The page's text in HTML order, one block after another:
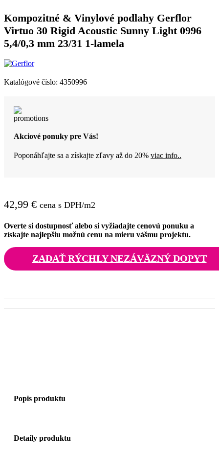
Kompozitné & Vinylové podlahy Gerflor
Virtuo 30 Rigid Acoustic Sunny Light 0996
5,4/0,3 mm 23/31 1-lamela
Katalógové číslo: 4350996
Akciové ponuky pre Vás!
Poponáhľajte sa a získajte zľavy až do 20% viac info..
42,99 € cena s DPH/m2
Overte si dostupnosť alebo si vyžiadajte cenovú ponuku a
získajte najlepšiu možnú cenu na mieru vášmu projektu.
ZADAŤ RÝCHLY NEZÁVÄZNÝ DOPYT
Popis produktu
Detaily produktu